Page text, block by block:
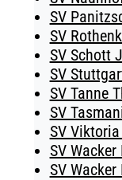
SV
SV
SV Schott
SV
SV Tanne
SV
SV
SV
SV